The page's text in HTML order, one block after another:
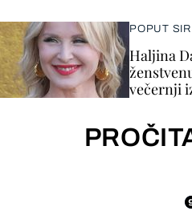
POPUT
Haljina
večernji